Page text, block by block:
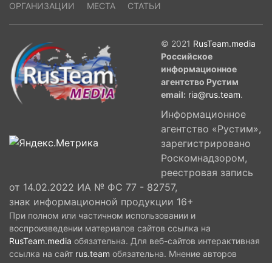
ОРГАНИЗАЦИИ
МЕСТА СТАТЬИ
© 2021 RusTeam.media
Российское
информационное
агентство Рустим
email: ria@rus.team.
Информационное
агентство «Рустим»,
зарегистрировано
Роскомнадзором,
реестровая запись
от 14.02.2022 ИА № ФС 77 - 82757,
знак информационной продукции 16+
При полном или частичном использовании и
воспроизведении материалов сайтов ссылка на
RusTeam.media обязательна. Для веб-сайтов интерактивная
ссылка на сайт rus.team обязательна. Мнение авторов